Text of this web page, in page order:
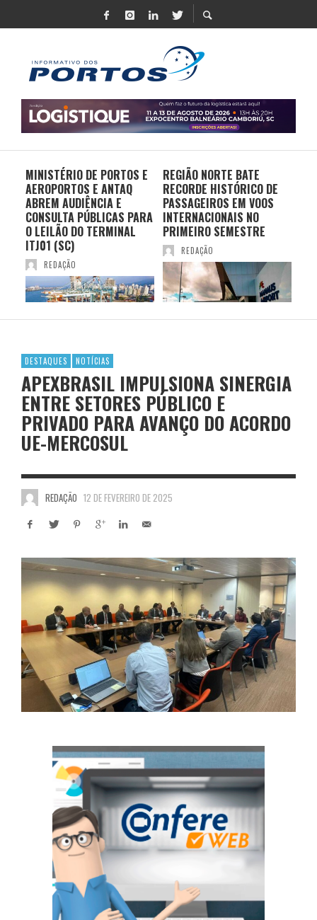
MINISTÉRIO DE PORTOS E
AEROPORTOS E ANTAQ
ABREM AUDIÊNCIA E
CONSULTA PÚBLICAS PARA
O LEILÃO DO TERMINAL
ITJ01 (SC)
REDAÇÃO
REGIÃO NORTE BATE
RECORDE HISTÓRICO DE
PASSAGEIROS EM VOOS
INTERNACIONAIS NO
PRIMEIRO SEMESTRE
REDAÇÃO
DESTAQUES NOTÍCIAS
APEXBRASIL IMPULSIONA SINERGIA
ENTRE SETORES PÚBLICO E
PRIVADO PARA AVANÇO DO ACORDO
UE-MERCOSUL
REDAÇÃO 12 DE FEVEREIRO DE 2025